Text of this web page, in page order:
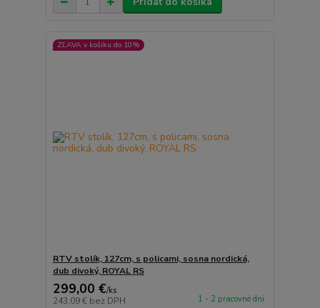
ZĽAVA v košíku do 10%
RTV stolík, 127cm, s policami, sosna nordická,
dub divoký, ROYAL RS
299,00 €/ks
243,09 € bez DPH 1 - 2 pracovné dni